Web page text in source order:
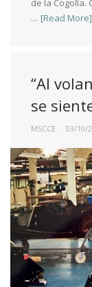
de la Cogolla.
... [Read More]
“Al
se
MSCCE 03/10/